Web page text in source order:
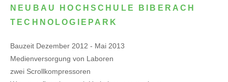
NEUBAU HOCHSCHULE BIBERACH
TECHNOLOGIEPARK
Bauzeit Dezember 2012 - Mai 2013
Medienversorgung von Laboren
zwei Scrollkompressoren